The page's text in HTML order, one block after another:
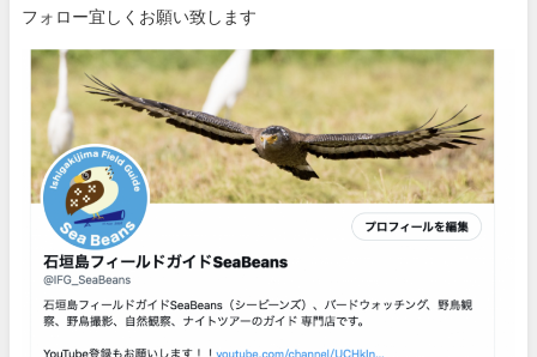
フォロー宜しくお願い致します